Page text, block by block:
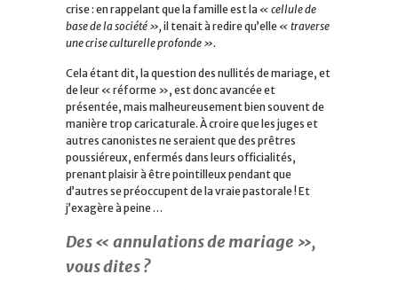
crise : en rappelant que la famille est la « cellule de
base de la société », il tenait à redire qu’elle « traverse
une crise culturelle profonde ».
Cela étant dit, la question des nullités de mariage, et
de leur « réforme », est donc avancée et
présentée, mais malheureusement bien souvent de
manière trop caricaturale. À croire que les juges et
autres canonistes ne seraient que des prêtres
poussiéreux, enfermés dans leurs officialités,
prenant plaisir à être pointilleux pendant que
d’autres se préoccupent de la vraie pastorale ! Et
j’exagère à peine …
Des « annulations de mariage »,
vous dites ?